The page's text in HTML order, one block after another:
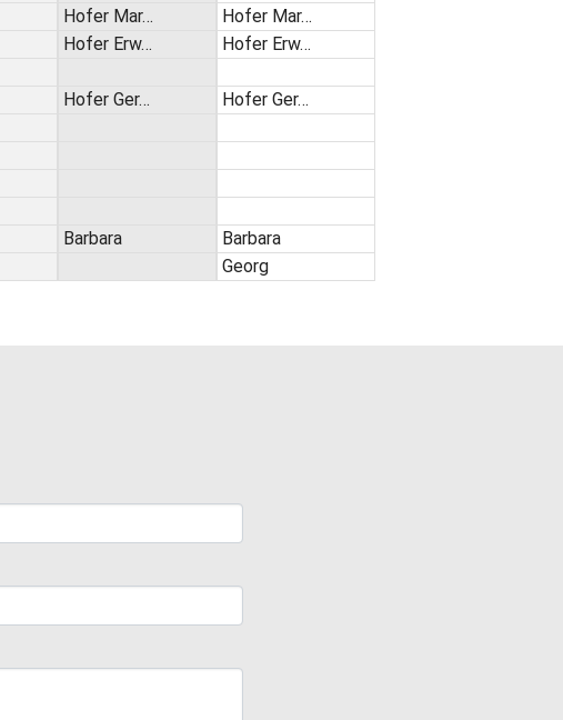
Hofer Mar…
Hofer Erw…
Hofer Ger…
Barbara
Hofer Mar…
Hofer Erw…
Hofer Ger…
Barbara
Georg